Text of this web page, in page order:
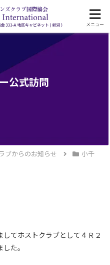
公式訪問
ブからのお知らせ
小千
てホストクラブとして４Ｒ２
た。
メニュー